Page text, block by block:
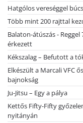
Hatgólos vereséggel
Több mint 200 rajttal
Balaton-átúszás -
érkezett
Kékszalag – Befutott a
Elkészült a Marcali VFC
bajnokság
Ju-Jitsu – Egy a pálya
Kettős Fifty-Fifty
nyitányán